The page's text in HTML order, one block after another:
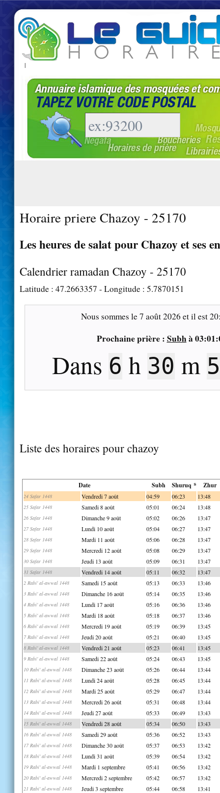
|
Horaire priere Chazoy - 25170
Les heures de salat pour Chazoy et ses
Calendrier ramadan Chazoy - 25170
Latitude : 47.2663357 - Longitude : 5.7870151
Nous sommes le7 août 2026 et il est
Prochaine prière : Subhà
Dans 6 h 30 m
Liste des horaires pour chazoy
Date Subh Shuruq * Zhur
24 Safar 1448 Vendredi 7 août 04:59 06:23 13:48
25 Safar 1448 Samedi 8 août 05:01 06:24 13:48
26 Safar 1448 Dimanche 9 août 05:02 06:26 13:47
27 Safar 1448 Lundi 10 août 05:04 06:27 13:47
28 Safar 1448 Mardi 11 août 05:06 06:28 13:47
29 Safar 1448 Mercredi 12 août 05:08 06:29 13:47
30 Safar 1448 Jeudi 13 août 05:09 06:31 13:47
31 Safar 1448 Vendredi 14 août 05:11 06:32 13:47
2 Rabi' al-awwal 1448 Samedi 15 août 05:13 06:33 13:46
3 Rabi' al-awwal 1448 Dimanche 16 août 05:14 06:35 13:46
4 Rabi' al-awwal 1448 Lundi 17 août 05:16 06:36 13:46
5 Rabi' al-awwal 1448 Mardi 18 août 05:18 06:37 13:46
6 Rabi' al-awwal 1448 Mercredi 19 août 05:19 06:39 13:45
7 Rabi' al-awwal 1448 Jeudi 20 août 05:21 06:40 13:45
8 Rabi' al-awwal 1448 Vendredi 21 août 05:23 06:41 13:45
9 Rabi' al-awwal 1448 Samedi 22 août 05:24 06:43 13:45
10 Rabi' al-awwal 1448 Dimanche 23 août 05:26 06:44 13:44
11 Rabi' al-awwal 1448 Lundi 24 août 05:28 06:45 13:44
12 Rabi' al-awwal 1448 Mardi 25 août 05:29 06:47 13:44
13 Rabi' al-awwal 1448 Mercredi 26 août 05:31 06:48 13:44
14 Rabi' al-awwal 1448 Jeudi 27 août 05:33 06:49 13:43
15 Rabi' al-awwal 1448 Vendredi 28 août 05:34 06:50 13:43
16 Rabi' al-awwal 1448 Samedi 29 août 05:36 06:52 13:43
17 Rabi' al-awwal 1448 Dimanche 30 août 05:37 06:53 13:42
18 Rabi' al-awwal 1448 Lundi 31 août 05:39 06:54 13:42
19 Rabi' al-awwal 1448 Mardi 1 septembre 05:41 06:56 13:42
20 Rabi' al-awwal 1448 Mercredi 2 septembre 05:42 06:57 13:42
21 Rabi' al-awwal 1448 Jeudi 3 septembre 05:44 06:58 13:41